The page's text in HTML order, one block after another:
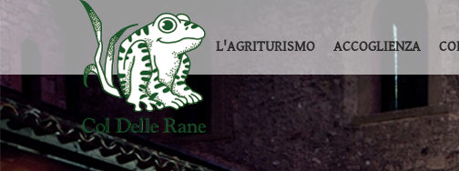
L'AGRITURISMO ACCOGLIENZA